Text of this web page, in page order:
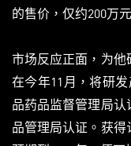
的售价，仅约200万
市场反应正面，为
在今年11月，将研
品药品监督管理局
品管理局认证。获得